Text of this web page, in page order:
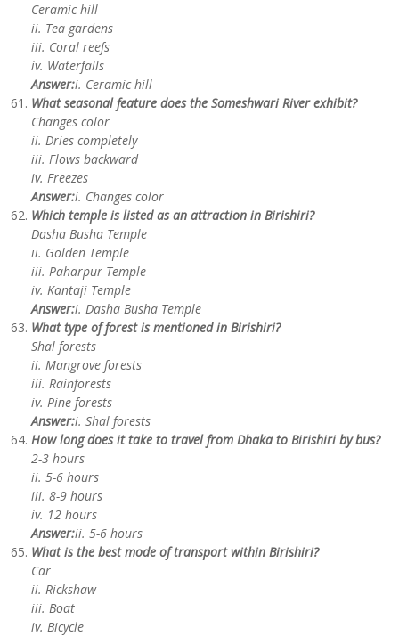
Ceramic hill
ii. Tea gardens
iii. Coral reefs
iv. Waterfalls
Answer:i. Ceramic hill
What seasonal feature does the Someshwari River exhibit?
Changes color
ii. Dries completely
iii. Flows backward
iv. Freezes
Answer:i. Changes color
Which temple is listed as an attraction in Birishiri?
Dasha Busha Temple
ii. Golden Temple
iii. Paharpur Temple
iv. Kantaji Temple
Answer:i. Dasha Busha Temple
What type of forest is mentioned in Birishiri?
Shal forests
ii. Mangrove forests
iii. Rainforests
iv. Pine forests
Answer:i. Shal forests
How long does it take to travel from Dhaka to Birishiri by bus?
2-3 hours
ii. 5-6 hours
iii. 8-9 hours
iv. 12 hours
Answer:ii. 5-6 hours
What is the best mode of transport within Birishiri?
Car
ii. Rickshaw
iii. Boat
iv. Bicycle